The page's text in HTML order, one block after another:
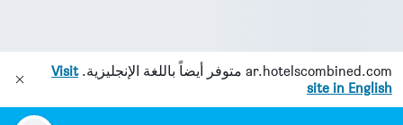
ar.hotelscombined.com متوفر أيضاً باللغة الإنجليزية.Visit
site in English